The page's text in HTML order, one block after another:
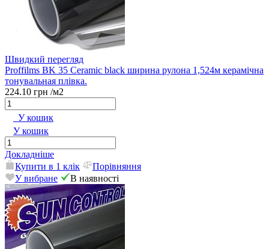
Швидкий перегляд
Proffilms BK 35 Сeramic black ширина рулона 1,524м керамічна
тонувальная плівка.
224.10 грн /м2
У кошик
У кошик
Докладніше
Купити в 1 клік
Порівняння
У вибране
В наявності